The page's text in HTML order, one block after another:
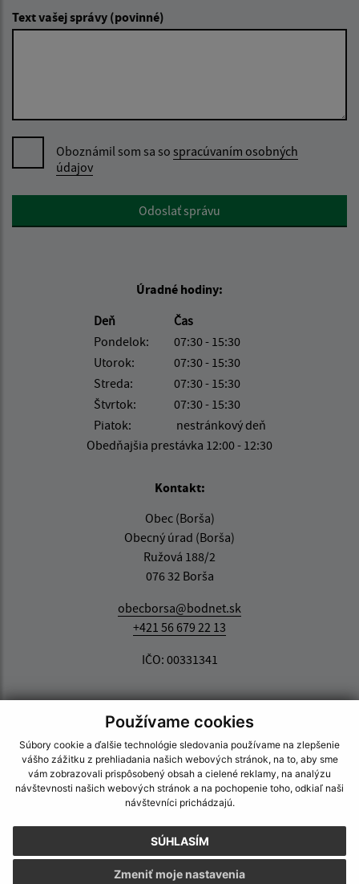
Používame cookies
Súbory cookie a ďalšie technológie sledovania používame na zlepšenie
vášho zážitku z prehliadania našich webových stránok, na to, aby sme
vám zobrazovali prispôsobený obsah a cielené reklamy, na analýzu
návštevnosti našich webových stránok a na pochopenie toho, odkiaľ naši
návštevníci prichádzajú.
SÚHLASÍM
Zmeniť moje nastavenia
Text vašej správy (povinné)
Oboznámil som sa so spracúvaním osobných
údajov
Google reCaptcha ResponseOdoslať správu
Úradné hodiny:
Deň
Čas
Pondelok:
07:30 - 15:30
Utorok:
07:30 - 15:30
Streda:
07:30 - 15:30
Štvrtok:
07:30 - 15:30
Piatok:
nestránkový deň
Obedňajšia prestávka 12:00 - 12:30
Kontakt:
Obec (Borša)
Obecný úrad (Borša)
Ružová 188/2
076 32 Borša
obecborsa@bodnet.sk
+421 56 679 22 13
IČO: 00331341